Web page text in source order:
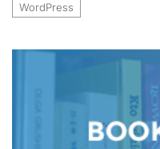
WordPress